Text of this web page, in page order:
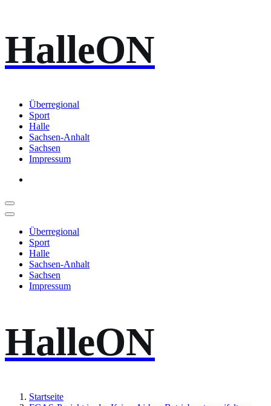
Inhalt
springen
HalleON
Überregional
Sport
Halle
Sachsen-Anhalt
Sachsen
Impressum
Überregional
Sport
Halle
Sachsen-Anhalt
Sachsen
Impressum
HalleON
Startseite